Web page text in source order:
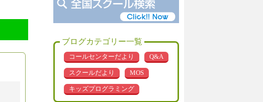
ブログカテゴリー一覧
コールセンターだより Q&A
スクールだより MOS
キッズプログラミング